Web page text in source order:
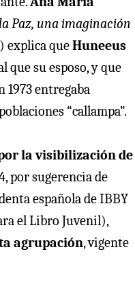
Paz, una imaginación
explica queHuneeus
que su esposo, y que
entregaba
“callampa”.
la visibilización de
por sugerencia de
española de IBBY
el Libro Juvenil),
agrupación, vigente